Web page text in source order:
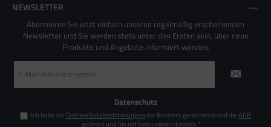
NEWSLETTER
Abonnieren Sie jetzt einfach unseren regelmäßig erscheinenden
Newsletter und Sie werden stets unter den Ersten sein, über neue
Produkte und Angebote informiert werden.
Mail-
*
Datenschutz
Ich habe die Datenschutzbestimmungenzur Kenntnis genommen und dieAGB
gelesen und bin mit ihnen einverstanden.*